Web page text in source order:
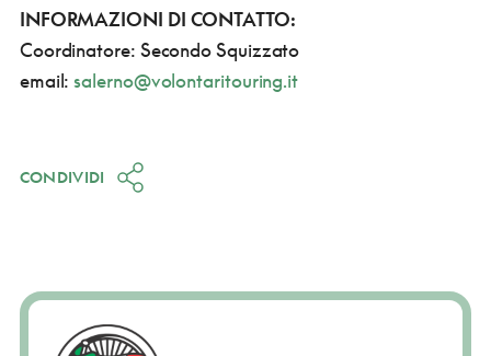
INFORMAZIONI DI CONTATTO:
Coordinatore: Secondo Squizzato
email:salerno@volontaritouring.it
CONDIVIDI